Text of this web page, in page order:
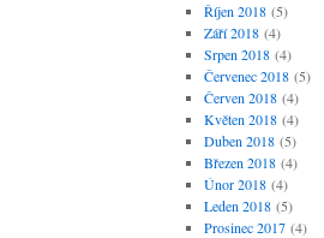
Říjen 2018(5)
Září 2018(4)
Srpen 2018(4)
Červenec 2018(5)
Červen 2018(4)
Květen 2018(4)
Duben 2018(5)
Březen 2018(4)
Únor 2018(4)
Leden 2018(5)
Prosinec 2017(4)